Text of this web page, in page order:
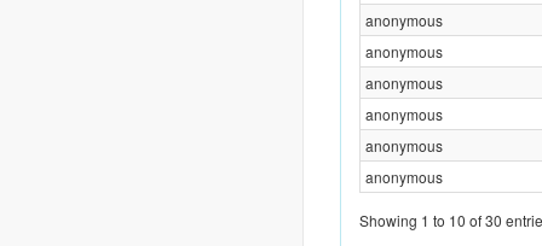
anonymous
anonymous
anonymous
anonymous
anonymous
anonymous
Showing 1 to 10 of 30